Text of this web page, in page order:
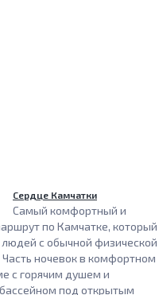
Сердце Камчатки
Самый комфортный и
по Камчатке, который
людей с обычной физической
Часть ночевок в комфортном
с горячим душем и
под открытым